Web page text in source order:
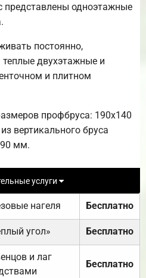
представлены одноэтажные
постоянно,
двухэтажные и
и плитном
профбруса: 190х140
вертикального бруса
мм.
услуги
нагеля Бесплатно
угол» Бесплатно
и лаг
Бесплатно